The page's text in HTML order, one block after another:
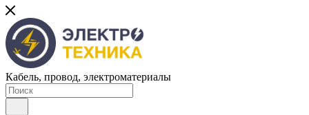
Кабель, провод, электроматериалы